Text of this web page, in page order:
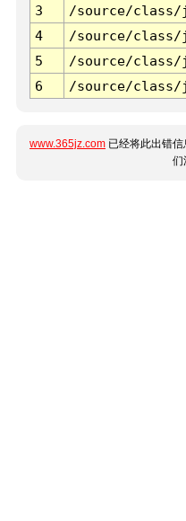
3 /source/class/
4
/source/class/
5
/source/class/
6
/source/class/
www.365jz.com 已经将此出错
们